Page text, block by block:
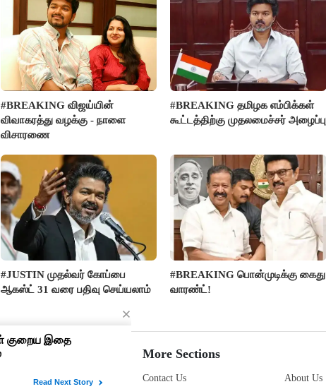
#BREAKING விஜய்யின்
விவாகரத்து வழக்கு - நாளை
விசாரணை
#BREAKING தமிழக எம்பிக்கள்
கூட்டத்திற்கு முதலமைச்சர் அழைப்பு
#JUSTIN முதல்வர் கோப்பை
ஆகஸ்ட் 31 வரை பதிவு செய்யலாம்
#BREAKING பொன்முடிக்கு கைது
வாரண்ட்!
More Sections
Contact Us About Us